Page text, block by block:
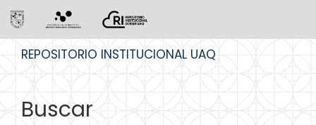
REPOSITORIO INSTITUCIONAL UAQ
Buscar